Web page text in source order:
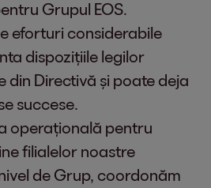
Grupul EOS.
eforturi considerabile
dispozițiile legilor
din Directivă și poate deja
succese.
operațională pentru
filialelor noastre
de Grup, coordonăm